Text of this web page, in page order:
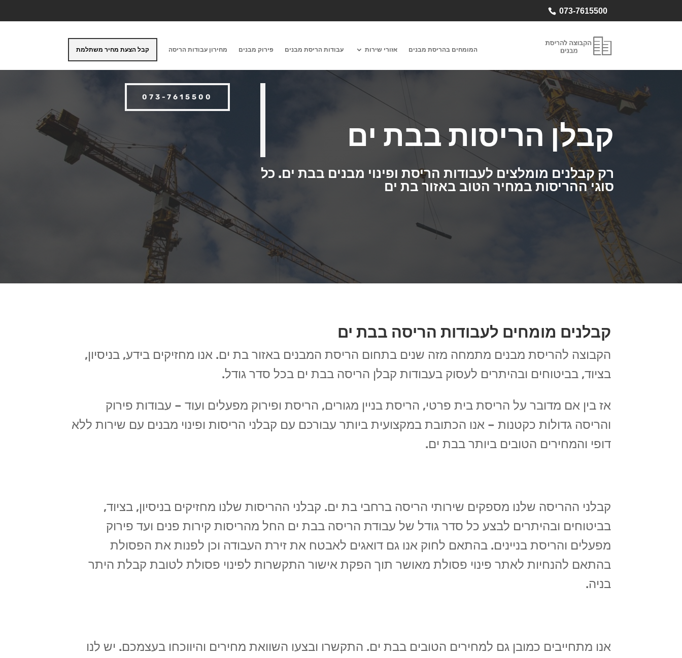
073-7615500
המומחים בהריסת מבנים אזורי שירות עבודות הריסת מבנים פירוק מבנים מחירון עבודות הריסה קבל הצעת מחיר משתלמת
073-7615500
קבלן הריסות בבת ים
רק קבלנים מומלצים לעבודות הריסת ופינוי מבנים בבת ים. כל
סוגי ההריסות במחיר הטוב באזור בת ים
קבלנים מומחים לעבודות הריסה בבת ים
הקבוצה להריסת מבנים מתמחה מזה שנים בתחום הריסת המבנים באזור בת ים. אנו מחזיקים בידע, בניסיון,
בציוד, בביטוחים ובהיתרים לעסוק בעבודות קבלן הריסה בבת ים בכל סדר גודל.
אז בין אם מדובר על הריסת בית פרטי, הריסת בניין מגורים, הריסת ופירוק מפעלים ועוד – עבודות פירוק
והריסה גדולות כקטנות – אנו הכתובת במקצועית ביותר עבורכם עם קבלני הריסות ופינוי מבנים עם שירות ללא
דופי והמחירים הטובים ביותר בבת ים.
קבלני ההריסה שלנו מספקים שירותי הריסה ברחבי בת ים. קבלני ההריסות שלנו מחזיקים בניסיון, בציוד,
בביטוחים ובהיתרים לבצע כל סדר גודל של עבודת הריסה בבת ים החל מהריסות קירות פנים ועד פירוק
מפעלים והריסת בניינים. בהתאם לחוק אנו גם דואגים לאבטח את זירת העבודה וכן לפנות את הפסולת
בהתאם להנחיות לאתר פינוי פסולת מאושר תוך הפקת אישור התקשרות לפינוי פסולת לטובת קבלת היתר
בניה.
אנו מתחייבים כמובן גם למחירים הטובים בבת ים. התקשרו ובצעו השוואת מחירים והיווכחו בעצמכם. יש לנו